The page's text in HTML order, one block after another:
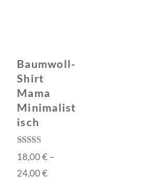
Baumwoll-
Shirt
Mama
Minimalist
isch
Bewertet mit
5.00
von 5
18,00€ –
24,00€